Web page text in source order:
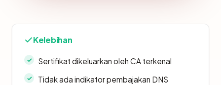
Kelebihan
Sertifikat dikeluarkan oleh CA terkenal
Tidak ada indikator pembajakan DNS